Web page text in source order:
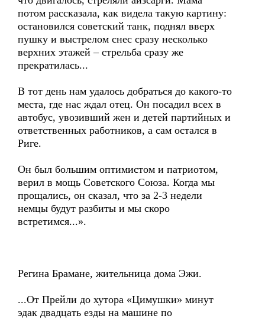
потом рассказала, как видела такую картину:
остановился советский танк, поднял вверх
пушку и выстрелом снес сразу несколько
верхних этажей – стрельба сразу же
прекратилась...
В тот день нам удалось добраться до какого-то
места, где нас ждал отец. Он посадил всех в
автобус, увозивший жен и детей партийных и
ответственных работников, а сам остался в
Риге.
Он был большим оптимистом и патриотом,
верил в мощь Советского Союза. Когда мы
прощались, он сказал, что за 2-3 недели
немцы будут разбиты и мы скоро
встретимся...».
Регина Брамане, жительница дома Эжи.
...От Прейли до хутора «Цимушки» минут
эдак двадцать езды на машине по